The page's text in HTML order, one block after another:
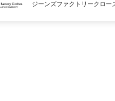
ジーンズファクトリークロー